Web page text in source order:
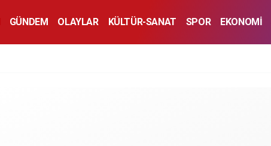
GÜNDEM OLAYLAR KÜLTÜR-SANAT SPOR EKONOMİ